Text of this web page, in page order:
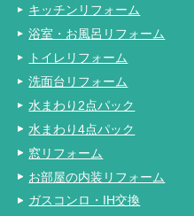
キッチンリフォーム
浴室・お風呂リフォーム
トイレリフォーム
洗面台リフォーム
水まわり2点パック
水まわり4点パック
窓リフォーム
お部屋の内装リフォーム
ガスコンロ・IH交換